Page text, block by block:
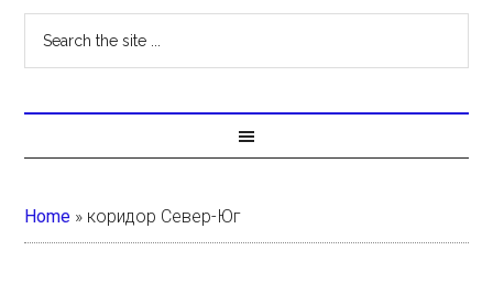
Home » коридор Север-Юг